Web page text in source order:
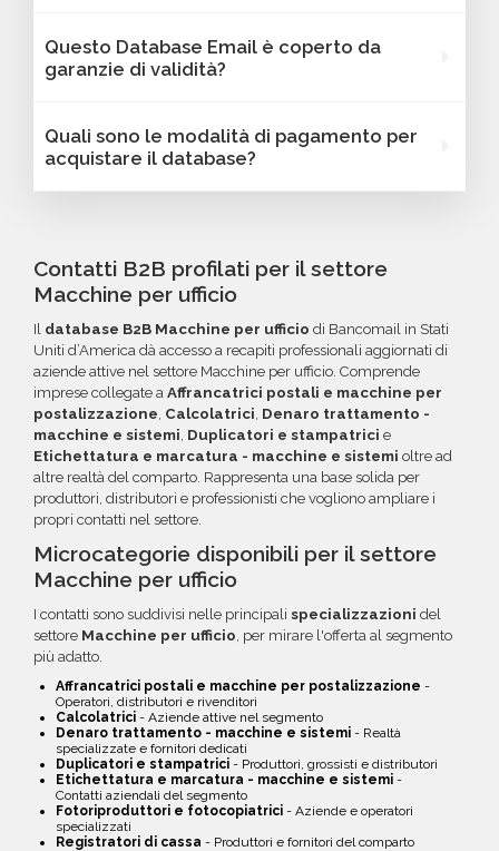
trovare dati come fatturato, numero di
dipendenti, link ai profili social e altre
e personalizzare le tue campagne B2B.
Macchine per ufficio - Stati Uniti d’America
possono essere filtrati in base a parametri
provincia, regione, CAP), numero di
dipendenti, fatturato, forma giuridica o altri
criteri specifici. Se online non trovi la
il target perfetto per la tua campagna.
Questo Database Email è coperto da
garanzie di validità?
database email Macchine per ufficio - Stati
Uniti d’America. Se riscontri indirizzi email non
validi entro 60 giorni dall'acquisto, potrai
tutti gli errori come email inesistenti o DNS
errati.
Quali sono le modalità di pagamento per
acquistare il database?
i circuiti protetti Banca Sella e PayPal. Inoltre,
per acquisti voluminosi, è possibile acquistare
maggiori informazioni su come sfruttare
questa opzione.
Contatti B2B profilati per il settore
Macchine per ufficio
Il database B2B Macchine per ufficio di Bancomail in Stati
Uniti d’America dà accesso a recapiti professionali aggiornati di
aziende attive nel settore Macchine per ufficio. Comprende
imprese collegate a Affrancatrici postali e macchine per
postalizzazione, Calcolatrici, Denaro trattamento -
macchine e sistemi, Duplicatori e stampatrici e
Etichettatura e marcatura - macchine e sistemi oltre ad
altre realtà del comparto. Rappresenta una base solida per
produttori, distributori e professionisti che vogliono ampliare i
propri contatti nel settore.
Microcategorie disponibili per il settore
Macchine per ufficio
I contatti sono suddivisi nelle principali specializzazioni del
settore Macchine per ufficio , per mirare l'offerta al segmento
più adatto.
Affrancatrici postali e macchine per postalizzazione -
Operatori, distributori e rivenditori
Calcolatrici - Aziende attive nel segmento
Denaro trattamento - macchine e sistemi - Realtà
specializzate e fornitori dedicati
Duplicatori e stampatrici - Produttori, grossisti e distributori
Etichettatura e marcatura - macchine e sistemi -
Contatti aziendali del segmento
Fotoriproduttori e fotocopiatrici - Aziende e operatori
specializzati
Registratori di cassa - Produttori e fornitori del comparto